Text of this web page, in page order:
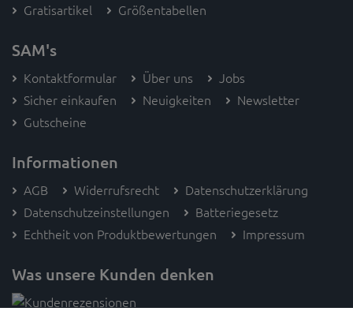
Gratisartikel
Größentabellen
SAM's
Kontaktformular Über uns
Jobs
Sicher einkaufen
Neuigkeiten
Newsletter
Gutscheine
Informationen
AGB Widerrufsrecht
Datenschutzerklärung
Datenschutzeinstellungen
Batteriegesetz
Echtheit von Produktbewertungen
Impressum
Was unsere Kunden denken